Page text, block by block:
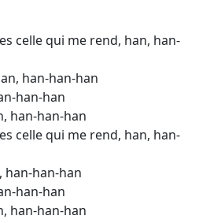
celle qui me rend, han, han-
han-han-han
han-han
han-han-han
celle qui me rend, han, han-
han-han-han
han-han
han-han-han